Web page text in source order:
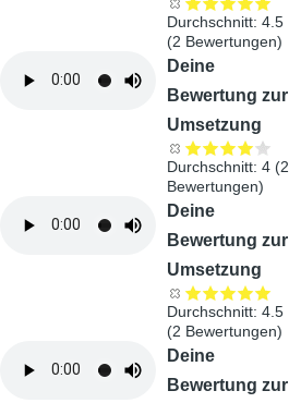
Durchschnitt:4.5
(2 Bewertungen)
Deine
Bewertung zur
Umsetzung
Durchschnitt:4 (2
Bewertungen)
Deine
Bewertung zur
Umsetzung
Durchschnitt:4.5
(2 Bewertungen)
Deine
Bewertung zur